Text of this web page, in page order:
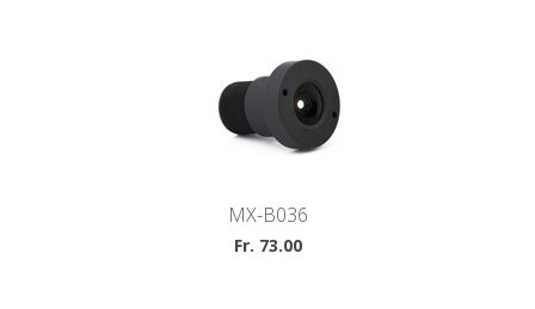
MX-B036
Fr. 73.00